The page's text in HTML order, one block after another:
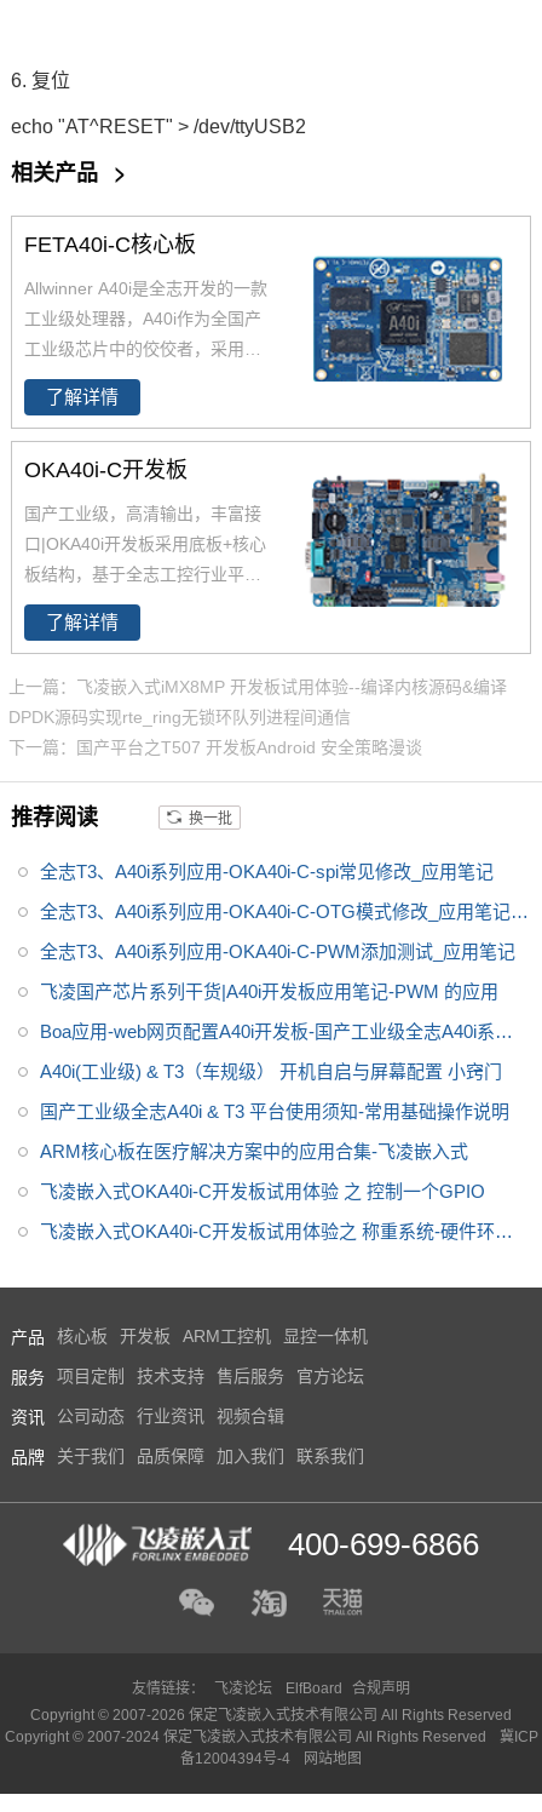
6. 复位
echo "AT^RESET" > /dev/ttyUSB2
相关产品 >
FETA40i-C核心板
Allwinner A40i是全志开发的一款
工业级处理器，A40i作为全国产
工业级芯片中的佼佼者，采用更
低功耗的4核ARM Cortex-A7架
构,工作温度-40-85℃,是一款高性
能低功耗超高性能CPU主芯片。
飞凌嵌入式深度研究全志A40i芯
A40i工控板、 A40i开发板。
了解详情
OKA40i-C开发板
国产工业级，高清输出，丰富接
口|OKA40i开发板采用底板+核心
板结构，基于全志工控行业平台
级处理器四核Cortex-A7 A40i设
计，主频1.2GHz，集成MAli400
3L，存储8GB eMMC。全志A40
i 工控行业芯片平台 A40i为国产工
控行业芯，
全志A40i处理器代表
了Allwin在智能工业控制领域的成
就。飞凌嵌入式A40i系列OKA40i
芯，全国产级工业级开发板，适
用于适用于基于视觉交互的工业
了解详情
上一篇：飞凌嵌入式iMX8MP 开发板试用体验--编译内核源码&编译
DPDK源码实现rte_ring无锁环队列进程间通信
下一篇：国产平台之T507 开发板Android 安全策略漫谈
推荐阅读 换一批
全志T3、A40i系列应用-OKA40i-C-spi常见修改_应用笔记
全志T3、A40i系列应用-OKA40i-C-OTG模式修改_应用笔记_
V1.0
全志T3、A40i系列应用-OKA40i-C-PWM添加测试_应用笔记
飞凌国产芯片系列干货|A40i开发板应用笔记-PWM 的应用
Boa应用-web网页配置A40i开发板-国产工业级全志A40i系列
干货分享
A40i(工业级) & T3（车规级） 开机自启与屏幕配置 小窍门
国产工业级全志A40i & T3 平台使用须知-常用基础操作说明
ARM核心板在医疗解决方案中的应用合集-飞凌嵌入式
飞凌嵌入式OKA40i-C开发板试用体验 之 控制一个GPIO
飞凌嵌入式OKA40i-C开发板试用体验之 称重系统-硬件环境
产品 核心板 开发板 ARM工控机 显控一体机
服务 项目定制 技术支持 售后服务 官方论坛
资讯 公司动态 行业资讯 视频合辑
品牌 关于我们 品质保障 加入我们 联系我们
400-699-6866
友情链接： 飞凌论坛 ElfBoard
合规声明
Copyright © 2007-2026 保定飞凌嵌入式技术有限公司 All Rights Reserved
Copyright © 2007-2024 保定飞凌嵌入式技术有限公司 All Rights Reserved
冀ICP
备12004394号-4
网站地图